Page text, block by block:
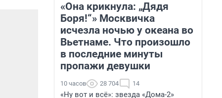
«Она крикнула: „Дядя
Боря!“» Москвичка
исчезла ночью у океана во
Вьетнаме. Что произошло
в последние минуты
пропажи девушки
10 часов 28 704 14
«Ну вот и всё»: звезда «Дома-2»